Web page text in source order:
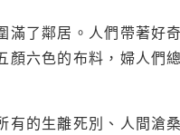
了鄰居。人們帶著好
六色的布料，婦人們
的生離死別、人間滄